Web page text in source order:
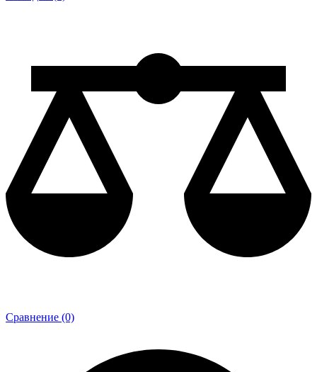
Сравнение (0)